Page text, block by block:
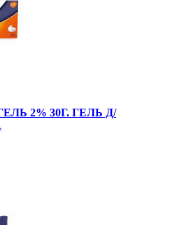
2% 30Г. ГЕЛЬ Д/